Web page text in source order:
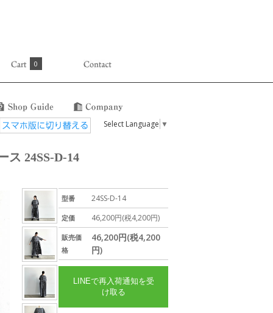
0
Select Language ▼
ス 24SS-D-14
型番 24SS-D-14
定価 46,200円(税4,200円)
販売価
格
46,200円(税4,200
円)
LINEで再入荷通知を受
け取る